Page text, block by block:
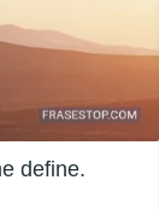
define.